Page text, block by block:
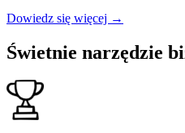
Dowiedz się więcej →
Świetnie narzędzie